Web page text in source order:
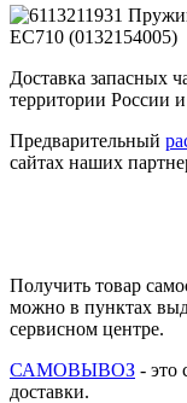
Доставка запасных
территории России
Предварительный
сайтах наших
Получить товар
можно в пунктах
сервисном центре.
САМОВЫВОЗ - это
доставки.